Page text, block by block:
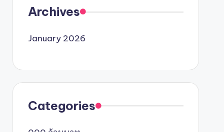
Archives
January 2026
Categories